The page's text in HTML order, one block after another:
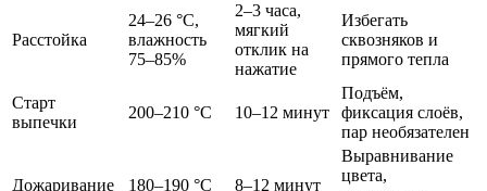
Расстойка
24–26 °C,
влажность
75–85%
2–3 часа,
мягкий
отклик на
нажатие
Избегать
сквозняков и
прямого тепла
Старт
выпечки
200–210 °C 10–12 минут
Подъём,
фиксация слоёв,
пар необязателен
Дожаривание 180–190 °C 8–12 минут
Выравнивание
цвета,